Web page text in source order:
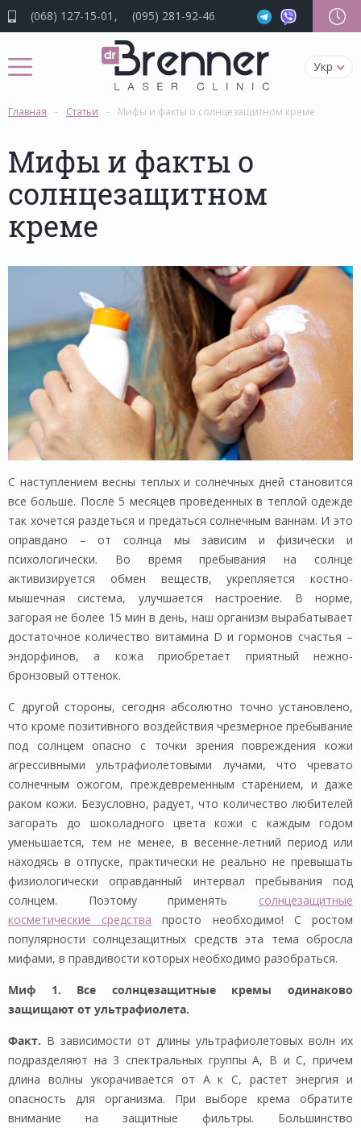
(068) 127-15-01 (095) 281-92-46
Укр
Главная Статьи Мифы и факты о солнцезащитном креме
Мифы и факты о
солнцезащитном
креме
С наступлением весны теплых и солнечных дней становится
все больше. После 5 месяцев проведенных в теплой одежде
так хочется раздеться и предаться солнечным ваннам. И это
оправдано – от солнца мы зависим и физически и
психологически. Во время пребывания на солнце
активизируется обмен веществ, укрепляется костно-
мышечная система, улучшается настроение. В норме,
загорая не более 15 мин в день, наш организм вырабатывает
достаточное количество витамина D и гормонов счастья –
эндорфинов, а кожа приобретает приятный нежно-
бронзовый оттенок.
С другой стороны, сегодня абсолютно точно установлено,
что кроме позитивного воздействия чрезмерное пребывание
под солнцем опасно с точки зрения повреждения кожи
агрессивными ультрафиолетовыми лучами, что чревато
солнечным ожогом, преждевременным старением, и даже
раком кожи. Безусловно, радует, что количество любителей
загорать до шоколадного цвета кожи с каждым годом
уменьшается, тем не менее, в весенне-летний период или
находясь в отпуске, практически не реально не превышать
физиологически оправданный интервал пребывания под
солнцем. Поэтому применять солнцезащитные
косметические средства просто необходимо! С ростом
популярности солнцезащитных средств эта тема обросла
мифами, в правдивости которых необходимо разобраться.
Миф 1. Все солнцезащитные кремы одинаково
защищают от ультрафиолета.
Факт. В зависимости от длины ультрафиолетовых волн их
подразделяют на 3 спектральных группы А, В и С, причем
длина волны укорачивается от А к С, растет энергия и
опасность для организма. При выборе крема обратите
внимание на защитные фильтры. Большинство